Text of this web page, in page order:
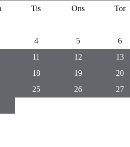
Tis Ons Tor
4 5 6
11 12 13
18 19 20
25 26 27